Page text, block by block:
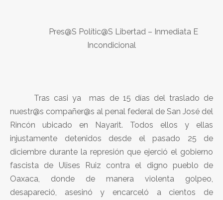
Pres@S Polític@S Libertad – Inmediata E
Incondicional
Tras casi ya mas de 15 días del traslado de
nuestr@s compañer@s al penal federal de San José del
Rincón ubicado en Nayarit. Todos ellos y ellas
injustamente detenidos desde el pasado 25 de
diciembre durante la represión que ejerció el gobierno
fascista de Ulises Ruiz contra el digno pueblo de
Oaxaca, donde de manera violenta golpeo,
desapareció, asesinó y encarceló a cientos de